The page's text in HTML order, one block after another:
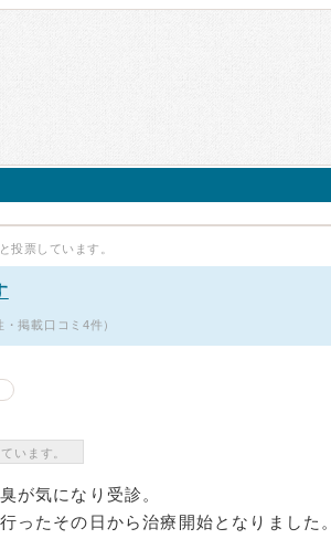
投票しています。
掲載口コミ4件）
います。
が気になり受診。
ったその日から治療開始となりました。